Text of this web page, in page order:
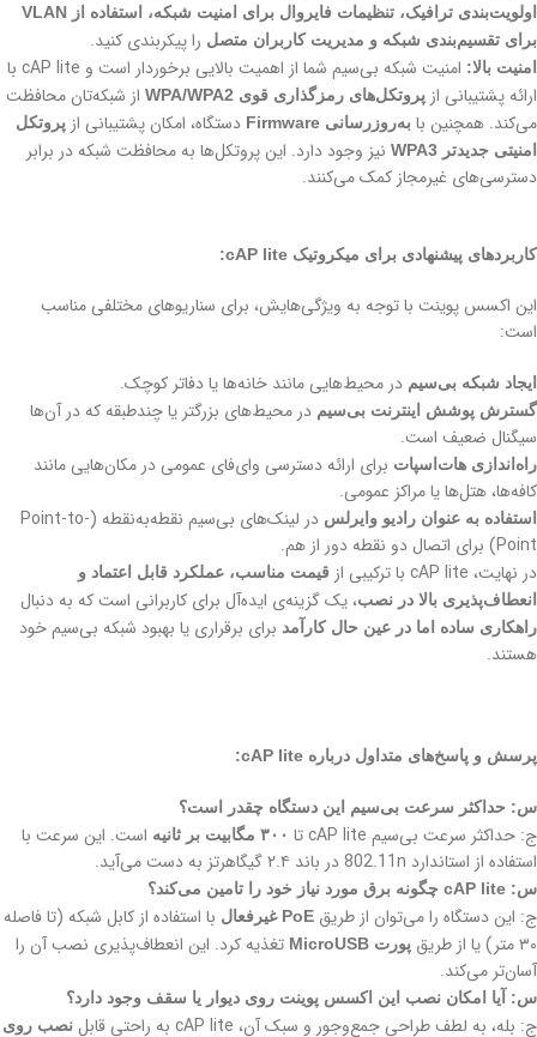
اولویت‌بندی ترافیک، تنظیمات فایروال برای امنیت شبکه، استفاده از VLAN
برای تقسیم‌بندی شبکه و مدیریت کاربران متصل را پیکربندی کنید.
امنیت بالا:
امنیت شبکه بی‌سیم شما از اهمیت بالایی برخوردار است و cAP lite با
ارائه پشتیبانی از پروتکل‌های رمزگذاری قوی WPA/WPA2
از شبکه‌تان محافظت
می‌کند. همچنین با به‌روزرسانی Firmware دستگاه، امکان پشتیبانی از پروتکل
امنیتی جدیدتر WPA3
نیز وجود دارد. این پروتکل‌ها به محافظت شبکه در برابر
دسترسی‌های غیرمجاز کمک می‌کنند.
کاربردهای پیشنهادی برای میکروتیک cAP lite:
این اکسس پوینت با توجه به ویژگی‌هایش، برای سناریوهای مختلفی مناسب
است:
ایجاد شبکه بی‌سیم در محیط‌هایی مانند خانه‌ها یا دفاتر کوچک.
گسترش پوشش اینترنت بی‌سیم در محیط‌های بزرگتر یا چندطبقه که در آن‌ها
سیگنال ضعیف است.
راه‌اندازی هات‌اسپات برای ارائه دسترسی وای‌فای عمومی در مکان‌هایی مانند
کافه‌ها، هتل‌ها یا مراکز عمومی.
استفاده به عنوان رادیو وایرلس
در لینک‌های بی‌سیم نقطه‌به‌نقطه (Point-to-
Point) برای اتصال دو نقطه دور از هم.
در نهایت، cAP lite با ترکیبی از
قیمت مناسب، عملکرد قابل اعتماد و
انعطاف‌پذیری بالا در نصب، یک گزینه‌ی ایده‌آل برای کاربرانی است که به دنبال
راهکاری ساده اما در عین حال کارآمد برای برقراری یا بهبود شبکه بی‌سیم خود
هستند.
پرسش و پاسخ‌های متداول درباره cAP lite:
س: حداکثر سرعت بی‌سیم این دستگاه چقدر است؟
ج: حداکثر سرعت بی‌سیم cAP lite تا ۳۰۰ مگابیت بر ثانیه
است. این سرعت با
استفاده از استاندارد 802.11n در باند ۲.۴ گیگاهرتز به دست می‌آید.
س: cAP lite چگونه برق مورد نیاز خود را تامین می‌کند؟
ج: این دستگاه را می‌توان از طریق PoE غیرفعال
با استفاده از کابل شبکه (تا فاصله
۳۰ متر) یا از طریق
پورت MicroUSB
تغذیه کرد. این انعطاف‌پذیری نصب آن را
آسان‌تر می‌کند.
س: آیا امکان نصب این اکسس پوینت روی دیوار یا سقف وجود دارد؟
ج: بله، به لطف طراحی جمع‌وجور و سبک آن، cAP lite به راحتی قابل نصب روی